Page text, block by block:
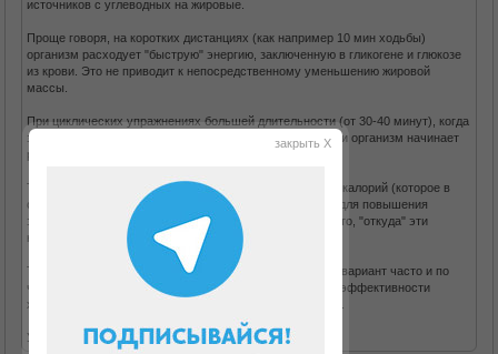
источников с углеводных на жировые.
Проще говоря, на коротких дистанциях (как например 10 мин ходьбы)
организм расходует "быструю" энергию, заключенную в гликогене и глюкозе
из крови. Это не приводит к непосредственному уменьшению жировой
массы.
При циклических упражнениях большей длительности (от 30-40 минут), когда
заканчивается запас гликогена, для пополнения энергии организм начинает
расщеплять жировые запасы.
Т.о. помимо простого количества потраченных за день калорий (которое в
обоих случаях будет арифметически равное) следует для повышения
эффективности упражнений (в т.ч. ходьбы) учитывать то, "откуда" эти
калории берутся.
Так что, если нет возможности ходить сразу долго - то вариант часто и по
чуть-чуть лучше, чем вообще ничего не делать. Но по эффективности
ходьба от 30 мин и больше - будет несколько полезнее.
Удачного похудания!
закрыть X